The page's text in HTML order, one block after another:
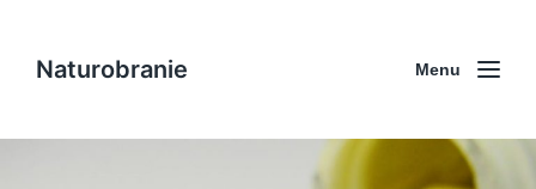
Naturobranie Menu